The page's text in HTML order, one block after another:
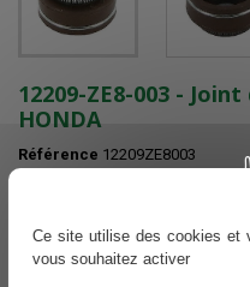
12209-ZE8-003 -
HONDA
Référence 12209ZE8003
Voir nos délais de livraisons
Ce site utilise des cookies et
vous souhaitez activer